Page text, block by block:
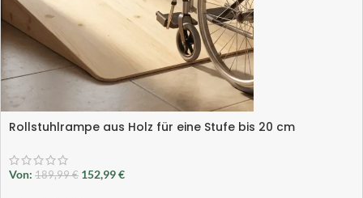
Rollstuhlrampe aus Holz für eine Stufe bis 20 cm
Von: 189,99€ 152,99€